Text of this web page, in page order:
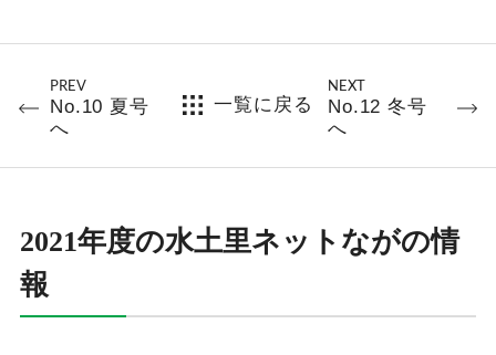
PREV
No.10 夏号
へ
一覧に戻る
NEXT
No.12 冬号
へ
2021年度の水土里ネットながの情
報